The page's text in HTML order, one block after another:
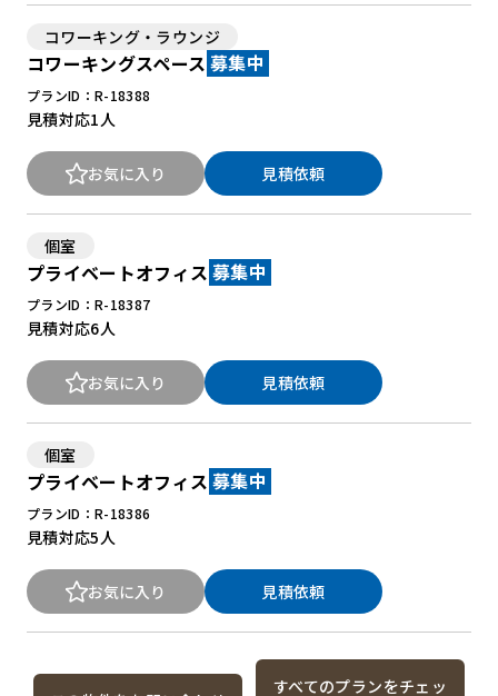
コワーキング・ラウンジ
コワーキングスペース 募集中
プランID：R-18388
見積対応1人
お気に入り 見積依頼
個室
プライベートオフィス 募集中
プランID：R-18387
見積対応6人
お気に入り 見積依頼
個室
プライベートオフィス 募集中
プランID：R-18386
見積対応5人
お気に入り 見積依頼
すべてのプランをチェッ